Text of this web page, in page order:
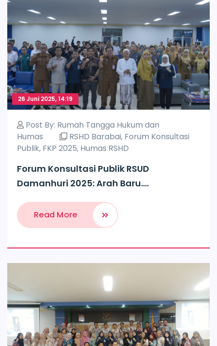
26 Juni 2025, 14:19
Post By: Rumah Tangga Hukum dan
Humas
RSHD Barabai, Forum Konsultasi
Publik, FKP 2025, Humas RSHD
Forum Konsultasi Publik RSUD
Damanhuri 2025: Arah Baru....
Read More